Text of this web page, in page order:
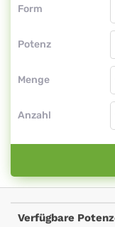
Form
Potenz
Menge
Anzahl
Verfügbare